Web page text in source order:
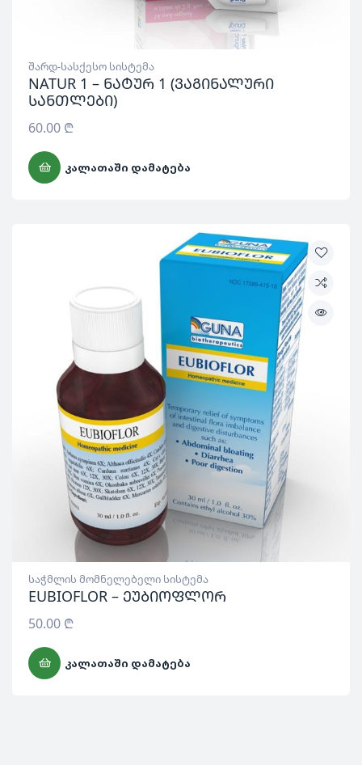
შარდ-სასქესო სისტემა
NATUR 1 – ნატურ 1 (ვაგინალური
სანთლები)
60.00 ₾
ᲙᲐᲚᲐᲗᲐᲨᲘ ᲓᲐᲛᲐᲢᲔᲑᲐ
საჭმლის მომნელებელი სისტემა
EUBIOFLOR – ეუბიოფლორ
50.00 ₾
ᲙᲐᲚᲐᲗᲐᲨᲘ ᲓᲐᲛᲐᲢᲔᲑᲐ